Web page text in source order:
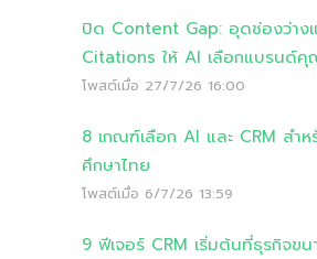
ปิด Content Gap: อุดช่องว่าง
Citations ให้ AI เลือกแบรนด์
โพสต์เมื่อ 27/7/26 16:00
8 เกณฑ์เลือก AI และ CRM สำ
ศึกษาไทย
โพสต์เมื่อ 6/7/26 13:59
9 ฟีเจอร์ CRM เริ่มต้นที่ธุรกิจข